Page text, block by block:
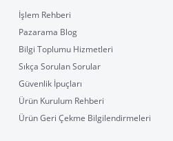
İşlem Rehberi
Pazarama Blog
Bilgi Toplumu Hizmetleri
Sıkça Sorulan Sorular
Güvenlik İpuçları
Ürün Kurulum Rehberi
Ürün Geri Çekme Bilgilendirmeleri